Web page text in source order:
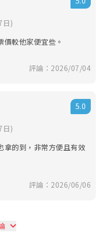
負擔往來郵資與匯費。
謀取個人利益，本公
使用本網各項服務之
位。
為了維護網路連線品質
實際降速與否請依各產
否投保個人旅遊平安
日)
較他家便宜些。
評論：2026/07/04
5.0
日)
拿的到，非常方便且有效
評論：2026/06/06